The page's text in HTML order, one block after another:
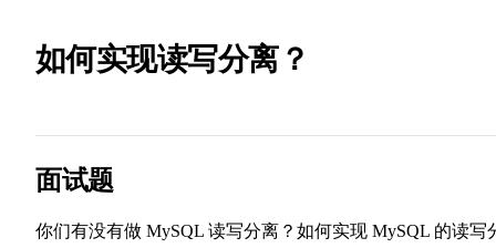
如何实现读写分离？
面试题
你们有没有做 MySQL 读写分离？如何实现 MySQL 的读写